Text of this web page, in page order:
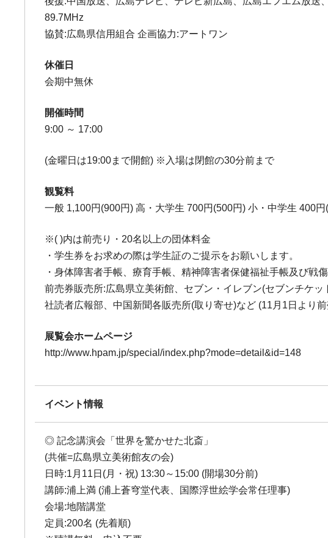
89.7MHz
協賛:広島県信用組合 企画協力:アートワン
休催日
会期中無休
開催時間
9:00 ～ 17:00
(金曜日は19:00まで開館) ※入場は閉館の30分前まで
観覧料
一般 1,100円(900円) 高・大学生 700円(500円) 小・中学生 400円
※( )内は前売り・20名以上の団体料金
・学生券をお求めの際は学生証のご提示をお願いします。
・身体障害者手帳、療育手帳、精神障害者保健福祉手帳及び戦
前売券販売所:広島県立美術館、セブン・イレブン(セブンチケ
社読者広報部、中国新聞各販売所(取り寄せ)など (11月1日より
展覧会ホームページ
http://www.hpam.jp/special/index.php?mode=detail&id=148
イベント情報
◎ 記念講演会「世界を驚かせた北斎」
(共催=広島県立美術館友の会)
日時:1月11日(月・祝) 13:30～15:00 (開場30分前)
講師:浦上満 (浦上蒼穹堂代表、国際浮世絵学会常任理事)
会場:地階講堂
定員:200名 (先着順)